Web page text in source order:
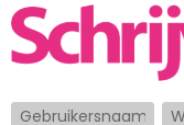
Gebruikersnaam